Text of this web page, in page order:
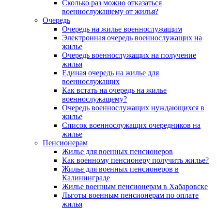
Сколько раз можно отказаться
военнослужащему от жилья?
Очередь
Очередь на жилье военнослужащим
Электронная очередь военнослужащих на
жилье
Очередь военнослужащих на получение
жилья
Единая очередь на жилье для
военнослужащих
Как встать на очередь на жилье
военнослужащему?
Очередь военнослужащих нуждающихся в
жилье
Список военнослужащих очередников на
жилье
Пенсионерам
Жилье для военных пенсионеров
Как военному пенсионеру получить жилье?
Жилье для военных пенсионеров в
Калининграде
Жилье военным пенсионерам в Хабаровске
Льготы военным пенсионерам по оплате
жилья